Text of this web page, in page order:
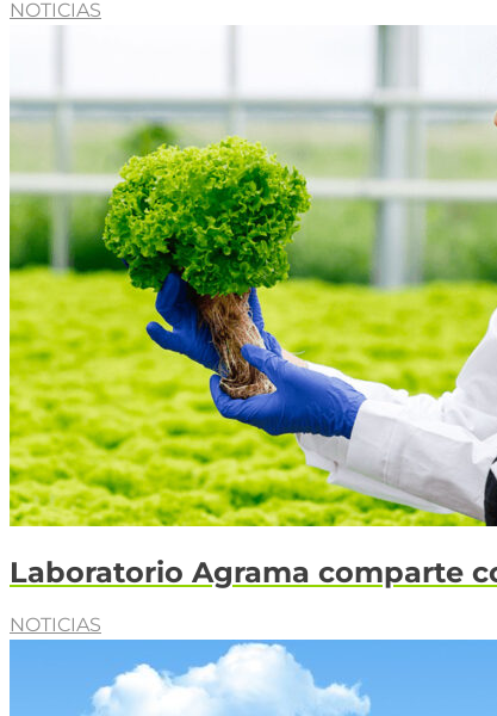
NOTICIAS
Laboratorio Agrama comparte
NOTICIAS